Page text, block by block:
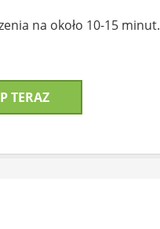
na około 10-15 minut.
TERAZ